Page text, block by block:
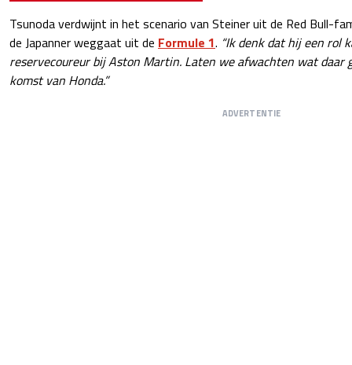
Tsunoda verdwijnt in het scenario van Steiner uit de Red Bull-
de Japanner weggaat uit de Formule 1. “Ik denk dat hij een rol
reservecoureur bij Aston Martin. Laten we afwachten wat daar
komst van Honda.”
ADVERTENTIE